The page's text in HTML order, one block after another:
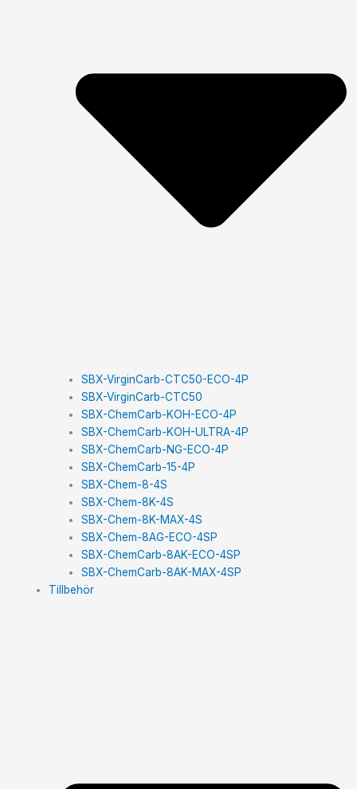
SBX-VirginCarb-CTC50-ECO-4P
SBX-VirginCarb-CTC50
SBX-ChemCarb-KOH-ECO-4P
SBX-ChemCarb-KOH-ULTRA-4P
SBX-ChemCarb-NG-ECO-4P
SBX-ChemCarb-15-4P
SBX-Chem-8-4S
SBX-Chem-8K-4S
SBX-Chem-8K-MAX-4S
SBX-Chem-8AG-ECO-4SP
SBX-ChemCarb-8AK-ECO-4SP
SBX-ChemCarb-8AK-MAX-4SP
Tillbehör